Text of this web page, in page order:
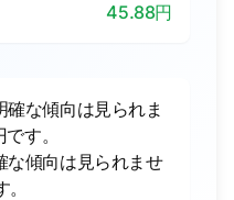
45.88円
な傾向は見られま
す。
な傾向は見られませ